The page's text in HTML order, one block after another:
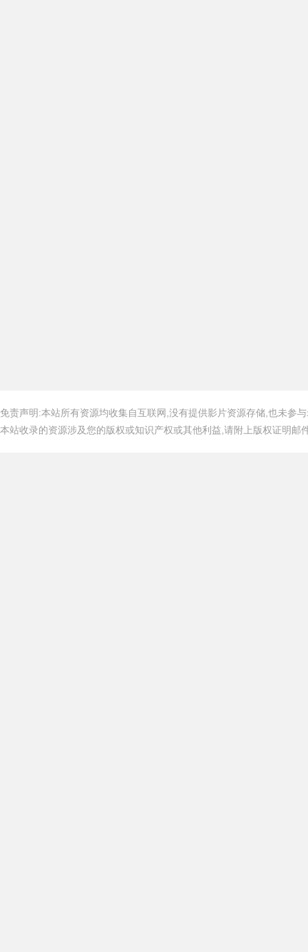
免责声明:本站所有资源均收集自互联网,没有提供影片资源存储,也未参
本站收录的资源涉及您的版权或知识产权或其他利益,请附上版权证明